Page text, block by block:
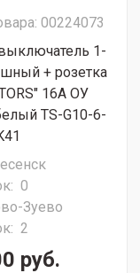
00224073
1-
+ розетка
16А ОУ
TS-G10-6-
0
Зуево
2
руб.